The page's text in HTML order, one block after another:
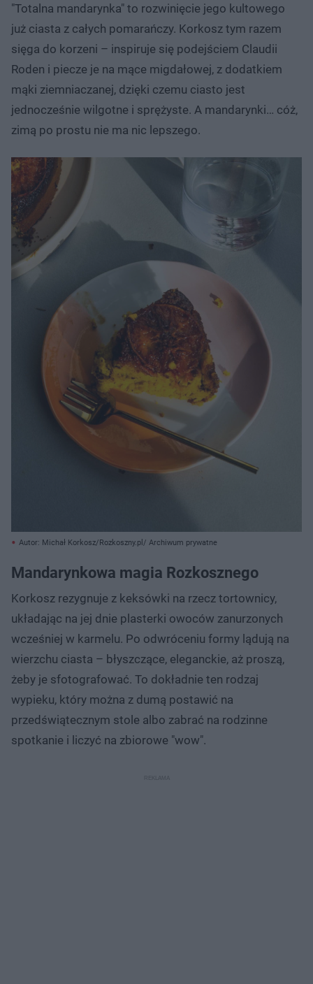
"Totalna mandarynka" to rozwinięcie jego kultowego
już ciasta z całych pomarańczy. Korkosz tym razem
sięga do korzeni – inspiruje się podejściem Claudii
Roden i piecze je na mące migdałowej, z dodatkiem
mąki ziemniaczanej, dzięki czemu ciasto jest
jednocześnie wilgotne i sprężyste. A mandarynki… cóż,
zimą po prostu nie ma nic lepszego.
Autor: Michał Korkosz/Rozkoszny.pl/ Archiwum prywatne
Mandarynkowa magia Rozkosznego
Korkosz rezygnuje z keksówki na rzecz tortownicy,
układając na jej dnie plasterki owoców zanurzonych
wcześniej w karmelu. Po odwróceniu formy lądują na
wierzchu ciasta – błyszczące, eleganckie, aż proszą,
żeby je sfotografować. To dokładnie ten rodzaj
wypieku, który można z dumą postawić na
przedświątecznym stole albo zabrać na rodzinne
spotkanie i liczyć na zbiorowe "wow".